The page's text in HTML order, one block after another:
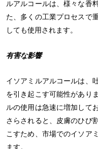
ルアルコールは、様々な香
た、多くの工業プロセスで
しても使用されます。
有害な影響
イソアミルアルコールは、
を引き起こす可能性があり
ルの使用は急速に増加して
さらされると、皮膚のひび
こすため、市場でのイソア
ます。